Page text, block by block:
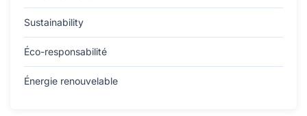
Sustainability
Éco-responsabilité
Énergie renouvelable